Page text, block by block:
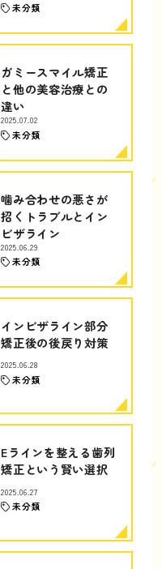
未分類
ガミースマイル矯正
と他の美容治療との
違い
2025.07.02
未分類
噛み合わせの悪さが
招くトラブルとイン
ビザライン
2025.06.29
未分類
インビザライン部分
矯正後の後戻り対策
2025.06.28
未分類
Eラインを整える歯列
矯正という賢い選択
2025.06.27
未分類